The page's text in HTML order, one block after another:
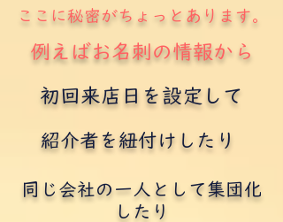
ここに秘密がちょっとあります。
例えばお名刺の情報から
初回来店日を設定して
紹介者を紐付けしたり
同じ会社の一人として集団化
したり